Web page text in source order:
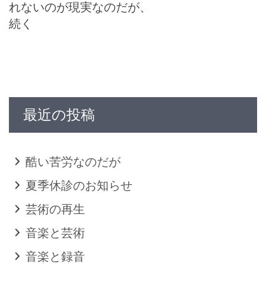
れないのが現実なのだが、
続く
最近の投稿
酷い苦労なのだが
夏季休診のお知らせ
芸術の再生
音楽と芸術
音楽と録音